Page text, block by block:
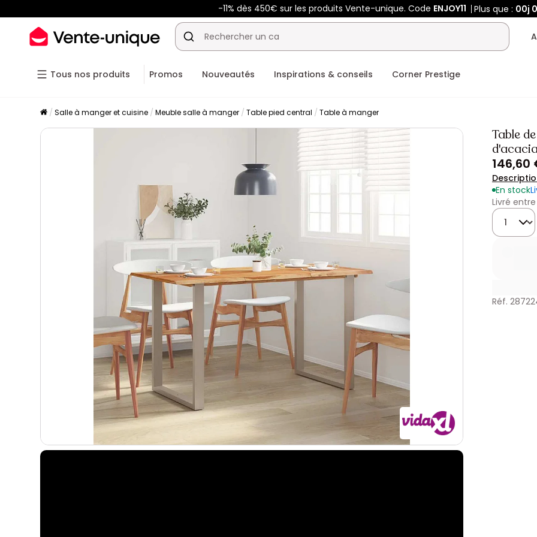
-11% dès 450€ sur les produits Vente-unique. Code ENJOY11 Plus que : 00j
Tous nos produits Promos Nouveautés Inspirations & conseils Corner Prestige
Salle à manger et cuisine Meuble salle à manger Table pied central Table à manger
Table
146,60
En stock
Livré
Quantité
Réf.